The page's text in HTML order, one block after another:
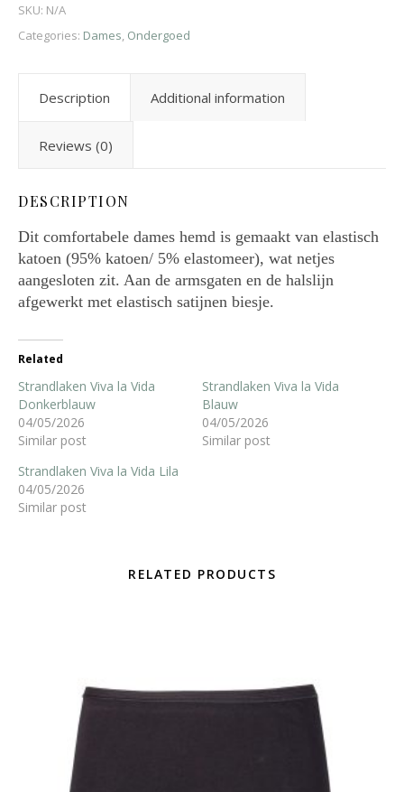
SKU: N/A
Categories: Dames, Ondergoed
Description Additional information
Reviews (0)
DESCRIPTION
Dit comfortabele dames hemd is gemaakt van elastisch
katoen (95% katoen/ 5% elastomeer), wat netjes
aangesloten zit. Aan de armsgaten en de halslijn
afgewerkt met elastisch satijnen biesje.
Related
Strandlaken Viva la Vida
Donkerblauw
04/05/2026
Similar post
Strandlaken Viva la Vida
Blauw
04/05/2026
Similar post
Strandlaken Viva la Vida Lila
04/05/2026
Similar post
RELATED PRODUCTS